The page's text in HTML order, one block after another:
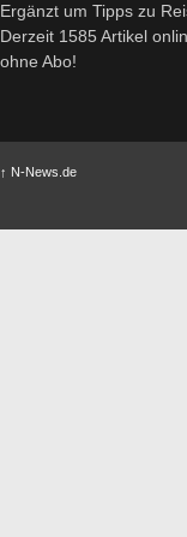
Ergänzt um Tipps zu
Derzeit 1585 Artikel
ohne Abo!
↑ N-News.de